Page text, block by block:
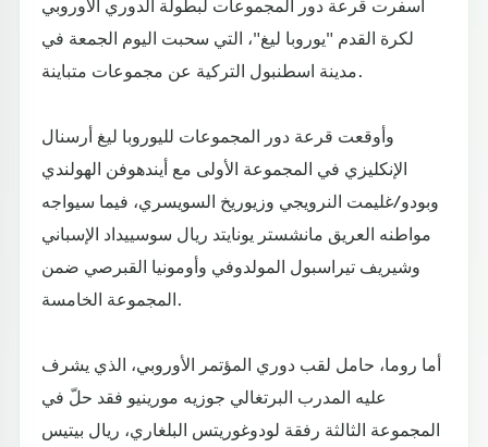
لكرة القدم "يوروبا ليغ"، التي سحبت اليوم الجمعة في
مدينة اسطنبول التركية عن مجموعات متباينة.
وأوقعت قرعة دور المجموعات لليوروبا ليغ أرسنال
الإنكليزي في المجموعة الأولى مع أيندهوفن الهولندي
وبودو/غليمت النرويجي وزيوريخ السويسري، فيما سيواجه
مواطنه العريق مانشستر يونايتد ريال سوسييداد الإسباني
وشيريف تيراسبول المولدوفي وأومونيا القبرصي ضمن
المجموعة الخامسة.
أما روما، حامل لقب دوري المؤتمر الأوروبي، الذي يشرف
عليه المدرب البرتغالي جوزيه مورينيو فقد حلّ في
المجموعة الثالثة رفقة لودوغوريتس البلغاري، ريال بيتيس